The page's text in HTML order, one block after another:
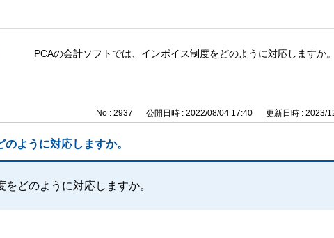
PCAの会計ソフトでは、インボイス制度をどのように対応しますか
No : 2937 公開日時 : 2022/08/04 17:40 更新日時 : 2023/
ように対応しますか。
どのように対応しますか。